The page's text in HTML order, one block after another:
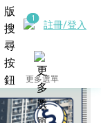
註冊/登入
更多選單